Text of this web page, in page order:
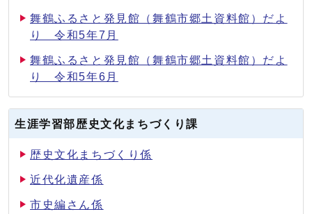
舞鶴ふるさと発見館（舞鶴市郷土資料館）だよ
り 令和5年7月
舞鶴ふるさと発見館（舞鶴市郷土資料館）だよ
り 令和5年6月
生涯学習部歴史文化まちづくり課
歴史文化まちづくり係
近代化遺産係
市史編さん係